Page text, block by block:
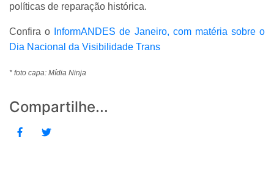
políticas de reparação histórica.
Confira o InformANDES de Janeiro, com matéria sobre o
Dia Nacional da Visibilidade Trans
* foto capa: Mídia Ninja
Compartilhe...